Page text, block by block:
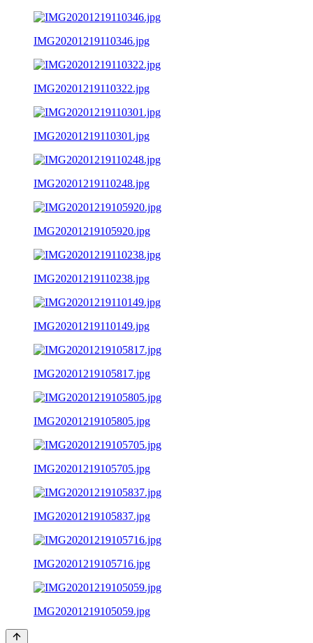
IMG20201219110346.jpg
IMG20201219110322.jpg
IMG20201219110301.jpg
IMG20201219110248.jpg
IMG20201219105920.jpg
IMG20201219110238.jpg
IMG20201219110149.jpg
IMG20201219105817.jpg
IMG20201219105805.jpg
IMG20201219105705.jpg
IMG20201219105837.jpg
IMG20201219105716.jpg
IMG20201219105059.jpg